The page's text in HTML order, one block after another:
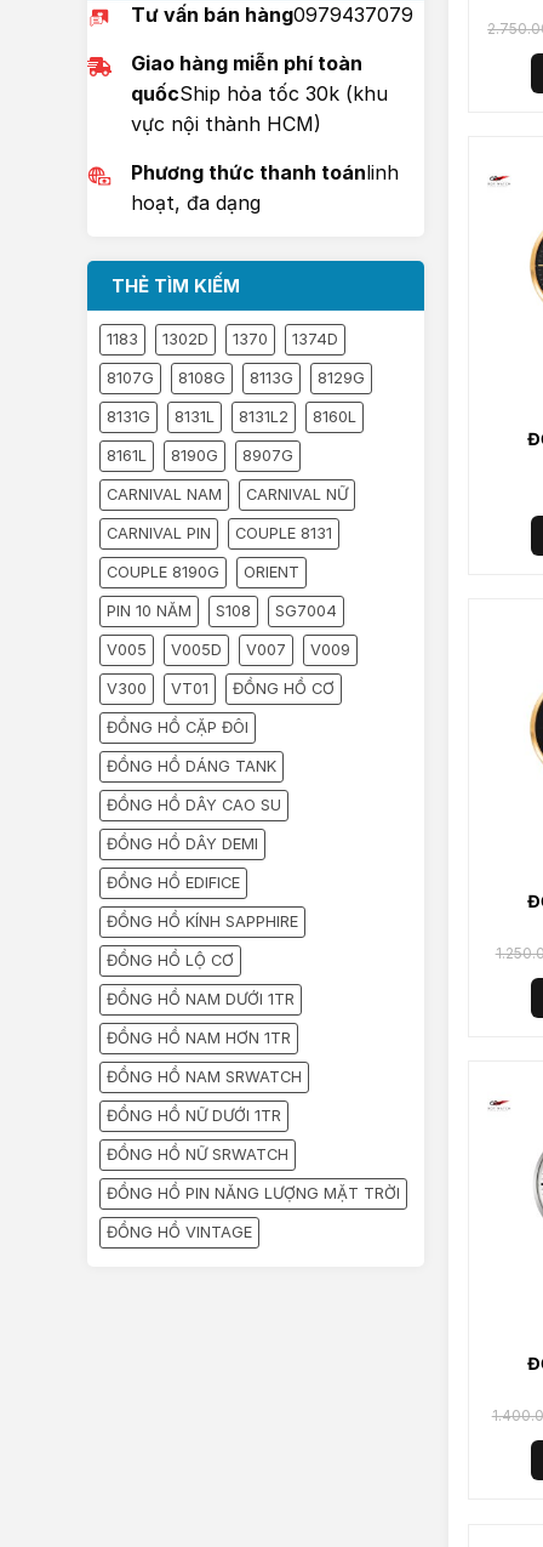
Tư vấn bán hàng0979437079
Giao hàng miễn phí toàn
quốcShip hỏa tốc 30k (khu
vực nội thành HCM)
Phương thức thanh toánlinh
hoạt, đa dạng
THẺ TÌM KIẾM
1183 1302D 1370 1374D
8107G 8108G 8113G 8129G
8131G 8131L 8131L2 8160L
8161L 8190G 8907G
CARNIVAL NAM CARNIVAL NỮ
CARNIVAL PIN COUPLE 8131
COUPLE 8190G ORIENT
PIN 10 NĂM S108 SG7004
V005 V005D V007 V009
V300 VT01 ĐỒNG HỒ CƠ
ĐỒNG HỒ CẶP ĐÔI
ĐỒNG HỒ DÁNG TANK
ĐỒNG HỒ DÂY CAO SU
ĐỒNG HỒ DÂY DEMI
ĐỒNG HỒ EDIFICE
ĐỒNG HỒ KÍNH SAPPHIRE
ĐỒNG HỒ LỘ CƠ
ĐỒNG HỒ NAM DƯỚI 1TR
ĐỒNG HỒ NAM HƠN 1TR
ĐỒNG HỒ NAM SRWATCH
ĐỒNG HỒ NỮ DƯỚI 1TR
ĐỒNG HỒ NỮ SRWATCH
ĐỒNG HỒ PIN NĂNG LƯỢNG MẶT TRỜI
ĐỒNG HỒ VINTAGE